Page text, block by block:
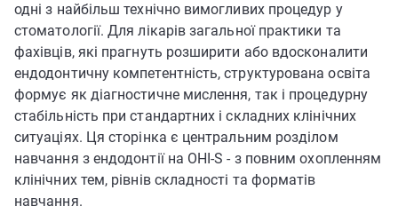
одні з найбільш технічно вимогливих процедур у
стоматології. Для лікарів загальної практики та
фахівців, які прагнуть розширити або вдосконалити
ендодонтичну компетентність, структурована освіта
формує як діагностичне мислення, так і процедурну
стабільність при стандартних і складних клінічних
ситуаціях. Ця сторінка є центральним розділом
навчання з ендодонтії на OHI-S - з повним охопленням
клінічних тем, рівнів складності та форматів
навчання.